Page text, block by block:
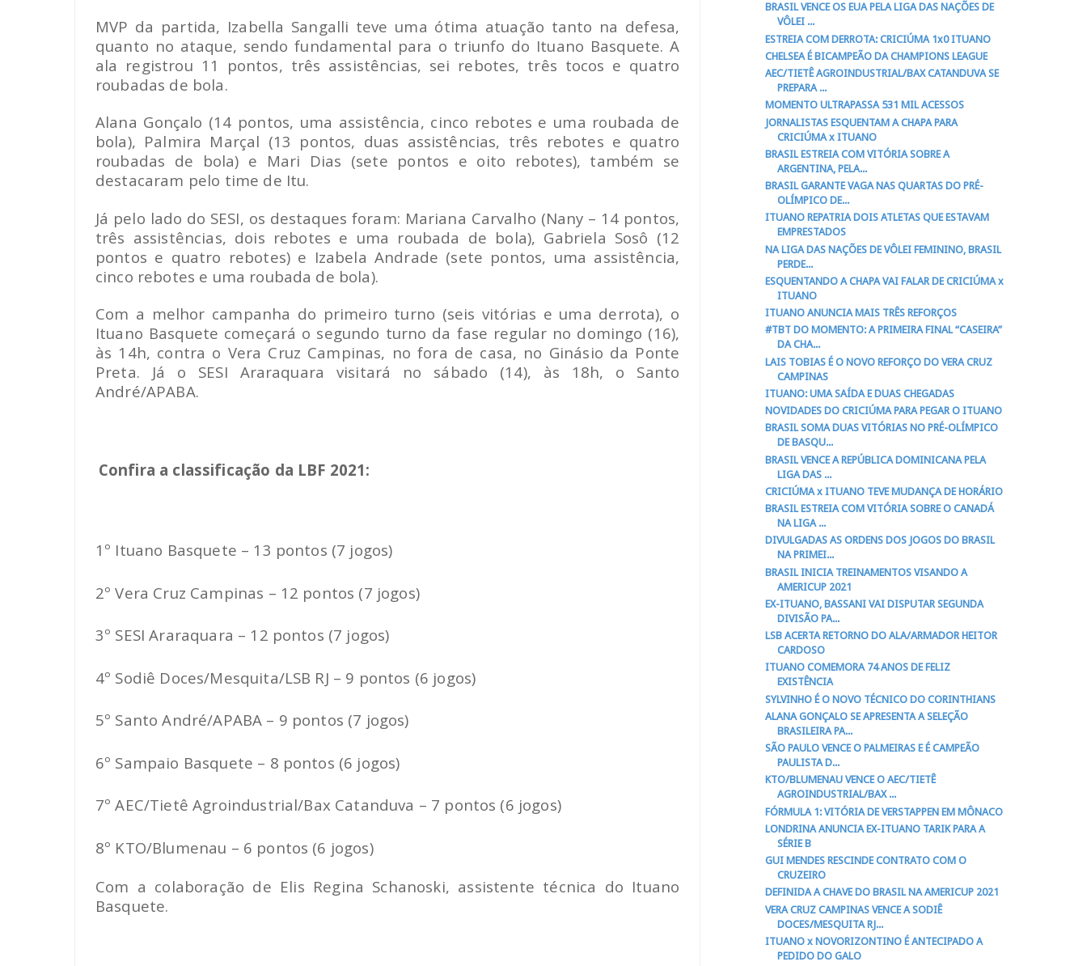
MVP da partida, Izabella Sangalli teve uma ótima atuação tanto na defesa,
quanto no ataque, sendo fundamental para o triunfo do Ituano Basquete. A
ala registrou 11 pontos, três assistências, sei rebotes, três tocos e quatro
roubadas de bola.
Alana Gonçalo (14 pontos, uma assistência, cinco rebotes e uma roubada de
bola), Palmira Marçal (13 pontos, duas assistências, três rebotes e quatro
roubadas de bola) e Mari Dias (sete pontos e oito rebotes), também se
destacaram pelo time de Itu.
Já pelo lado do SESI, os destaques foram: Mariana Carvalho (Nany – 14 pontos,
três assistências, dois rebotes e uma roubada de bola), Gabriela Sosô (12
pontos e quatro rebotes) e Izabela Andrade (sete pontos, uma assistência,
cinco rebotes e uma roubada de bola).
Com a melhor campanha do primeiro turno (seis vitórias e uma derrota), o
Ituano Basquete começará o segundo turno da fase regular no domingo (16),
às 14h, contra o Vera Cruz Campinas, no fora de casa, no Ginásio da Ponte
Preta. Já o SESI Araraquara visitará no sábado (14), às 18h, o Santo
André/APABA.
Confira a classificação da LBF 2021:
1º Ituano Basquete – 13 pontos (7 jogos)
2º Vera Cruz Campinas – 12 pontos (7 jogos)
3º SESI Araraquara – 12 pontos (7 jogos)
4º Sodiê Doces/Mesquita/LSB RJ – 9 pontos (6 jogos)
5º Santo André/APABA – 9 pontos (7 jogos)
6º Sampaio Basquete – 8 pontos (6 jogos)
7º AEC/Tietê Agroindustrial/Bax Catanduva – 7 pontos (6 jogos)
8º KTO/Blumenau – 6 pontos (6 jogos)
Com a colaboração de Elis Regina Schanoski, assistente técnica do Ituano
Basquete.
BRASIL VENCE OS EUA PELA LIGA DAS NAÇÕES DE
VÔLEI ...
ESTREIA COM DERROTA: CRICIÚMA 1x0 ITUANO
CHELSEA É BICAMPEÃO DA CHAMPIONS LEAGUE
AEC/TIETÊ AGROINDUSTRIAL/BAX CATANDUVA SE
PREPARA ...
MOMENTO ULTRAPASSA 531 MIL ACESSOS
JORNALISTAS ESQUENTAM A CHAPA PARA
CRICIÚMA x ITUANO
BRASIL ESTREIA COM VITÓRIA SOBRE A
ARGENTINA, PELA...
BRASIL GARANTE VAGA NAS QUARTAS DO PRÉ-
OLÍMPICO DE...
ITUANO REPATRIA DOIS ATLETAS QUE ESTAVAM
EMPRESTADOS
NA LIGA DAS NAÇÕES DE VÔLEI FEMININO, BRASIL
PERDE...
ESQUENTANDO A CHAPA VAI FALAR DE CRICIÚMA x
ITUANO
ITUANO ANUNCIA MAIS TRÊS REFORÇOS
#TBT DO MOMENTO: A PRIMEIRA FINAL “CASEIRA”
DA CHA...
LAIS TOBIAS É O NOVO REFORÇO DO VERA CRUZ
CAMPINAS
ITUANO: UMA SAÍDA E DUAS CHEGADAS
NOVIDADES DO CRICIÚMA PARA PEGAR O ITUANO
BRASIL SOMA DUAS VITÓRIAS NO PRÉ-OLÍMPICO
DE BASQU...
BRASIL VENCE A REPÚBLICA DOMINICANA PELA
LIGA DAS ...
CRICIÚMA x ITUANO TEVE MUDANÇA DE HORÁRIO
BRASIL ESTREIA COM VITÓRIA SOBRE O CANADÁ
NA LIGA ...
DIVULGADAS AS ORDENS DOS JOGOS DO BRASIL
NA PRIMEI...
BRASIL INICIA TREINAMENTOS VISANDO A
AMERICUP 2021
EX-ITUANO, BASSANI VAI DISPUTAR SEGUNDA
DIVISÃO PA...
LSB ACERTA RETORNO DO ALA/ARMADOR HEITOR
CARDOSO
ITUANO COMEMORA 74 ANOS DE FELIZ
EXISTÊNCIA
SYLVINHO É O NOVO TÉCNICO DO CORINTHIANS
ALANA GONÇALO SE APRESENTA A SELEÇÃO
BRASILEIRA PA...
SÃO PAULO VENCE O PALMEIRAS E É CAMPEÃO
PAULISTA D...
KTO/BLUMENAU VENCE O AEC/TIETÊ
AGROINDUSTRIAL/BAX ...
FÓRMULA 1: VITÓRIA DE VERSTAPPEN EM MÔNACO
LONDRINA ANUNCIA EX-ITUANO TARIK PARA A
SÉRIE B
GUI MENDES RESCINDE CONTRATO COM O
CRUZEIRO
DEFINIDA A CHAVE DO BRASIL NA AMERICUP 2021
VERA CRUZ CAMPINAS VENCE A SODIÊ
DOCES/MESQUITA RJ...
ITUANO x NOVORIZONTINO É ANTECIPADO A
PEDIDO DO GALO